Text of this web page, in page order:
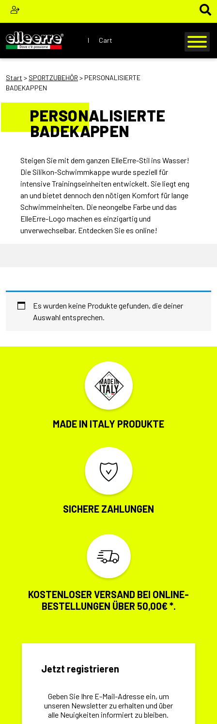
I Cart
Start > SPORTZUBEHÖR > PERSONALISIERTE
BADEKAPPEN
PERSONALISIERTE
BADEKAPPEN
Steigen Sie mit dem ganzen ElleErre-Stil ins Wasser!
Die Silikon-Schwimmkappe wurde speziell für
intensive Trainingseinheiten entwickelt. Sie liegt eng
an und bietet dennoch den nötigen Komfort für lange
Schwimmeinheiten. Die neongelbe Farbe und das
ElleErre-Logo machen es einzigartig und
unverwechselbar. Entdecken Sie es online!
Es wurden keine Produkte gefunden, die deiner
Auswahl entsprechen.
MADE IN ITALY PRODUKTE
SICHERE ZAHLUNGEN
KOSTENLOSER VERSAND BEI ONLINE-
BESTELLUNGEN ÜBER 50,00€ *.
Jetzt registrieren
Geben Sie Ihre E-Mail-Adresse ein, um
unseren Newsletter zu erhalten und über
alle Neuigkeiten informiert zu bleiben.